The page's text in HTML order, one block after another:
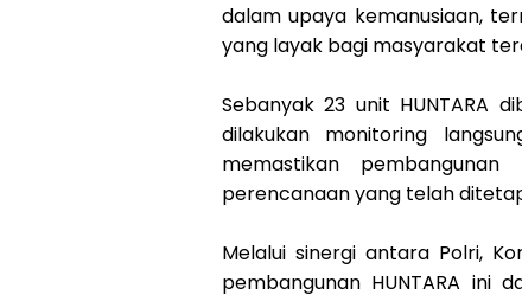
dalam upaya kemanusiaan,
yang layak bagi masyarakat
Sebanyak 23 unit HUNTARA
dilakukan monitoring
memastikan
perencanaan yang telah
Melalui sinergi antara Polri,
pembangunan HUNTARA ini